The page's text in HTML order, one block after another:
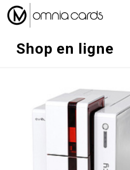
Shop en ligne